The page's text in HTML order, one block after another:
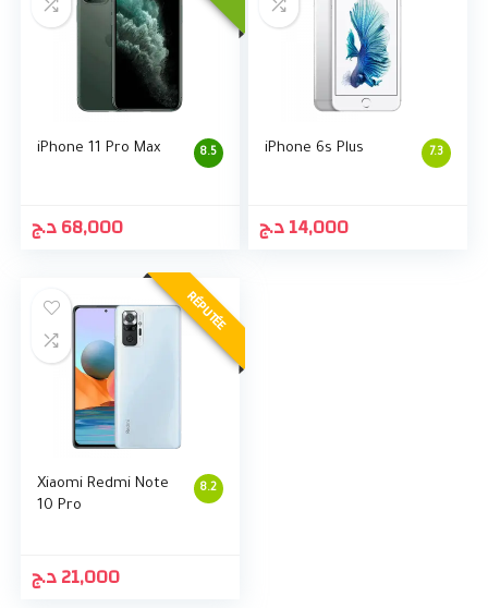
8.5
iPhone 11 Pro Max
68,000د.ج
7.3
iPhone 6s Plus
14,000د.ج
RÉPUTÉE
8.2
Xiaomi Redmi Note
10 Pro
21,000د.ج